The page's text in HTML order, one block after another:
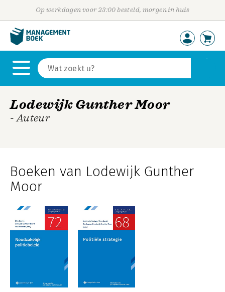
Op werkdagen voor 23:00 besteld, morgen in huis
Lodewijk Gunther Moor
- Auteur
Boeken van Lodewijk Gunther
Moor